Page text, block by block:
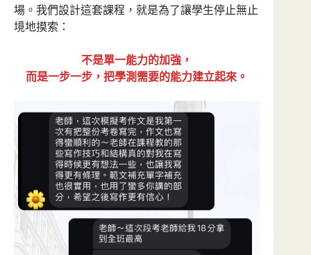
場。我們設計這套課程，就是為了讓學生停止無止
境地摸索：
不是單一能力的加強，
而是一步一步，把學測需要的能力建立起來。